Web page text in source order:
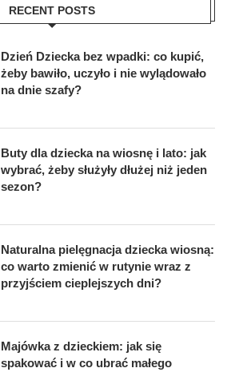
RECENT POSTS
Dzień Dziecka bez wpadki: co kupić,
żeby bawiło, uczyło i nie wylądowało
na dnie szafy?
Buty dla dziecka na wiosnę i lato: jak
wybrać, żeby służyły dłużej niż jeden
sezon?
Naturalna pielęgnacja dziecka wiosną:
co warto zmienić w rutynie wraz z
przyjściem cieplejszych dni?
Majówka z dzieckiem: jak się
spakować i w co ubrać małego